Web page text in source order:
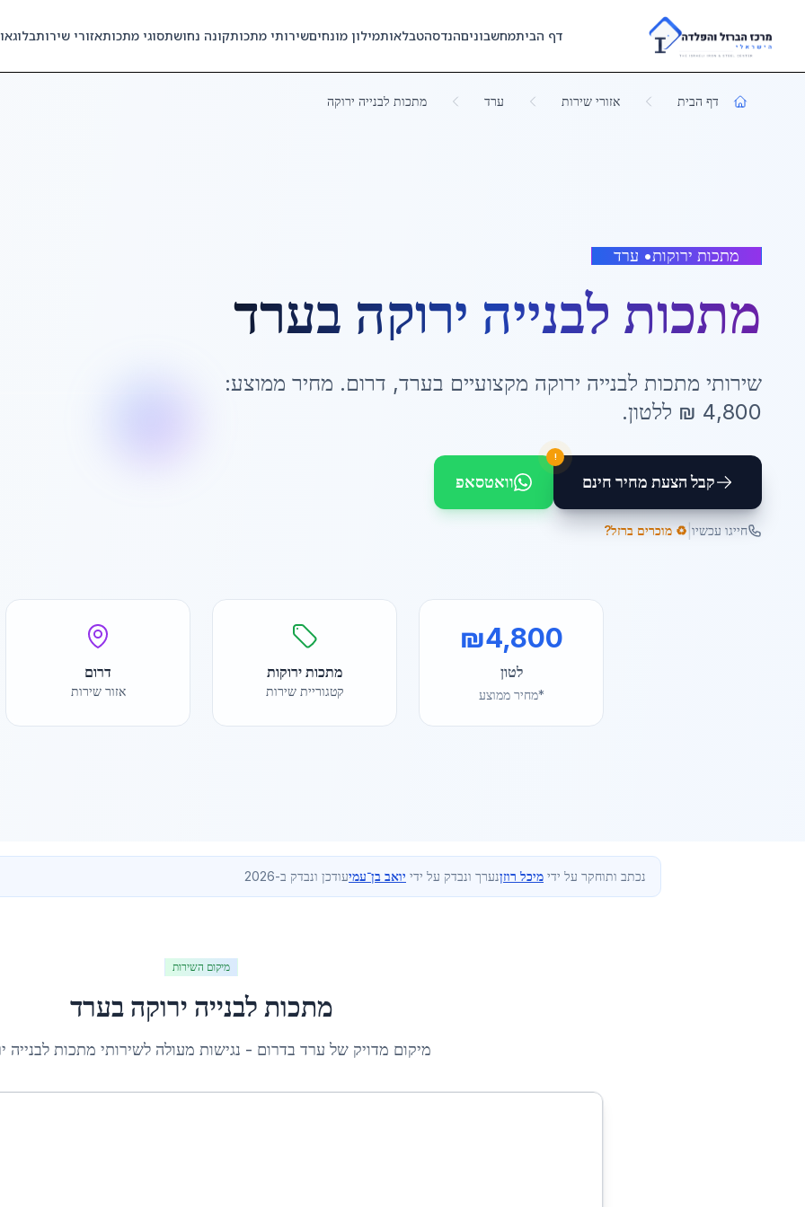
Skip to main content
דף הביתמחשבוניםהנדסהטבלאותמילון מונחיםשירותי מתכותקונה נחושתסוגי מתכותאזורי שירותבלוג
דף הבית אזורי שירות ערד מתכות לבנייה ירוקה
מתכות ירוקות• ערד
מתכות לבנייה ירוקה בערד
שירותי מתכות לבנייה ירוקה מקצועיים בערד, דרום. מחיר ממוצע:
4,800 ₪ ללטון.
קבל הצעת מחיר חינם
!
וואטסאפ
חייגו עכשיו ♻️ מוכרים ברזל?
₪4,800
לטון
*מחיר ממוצע
מתכות ירוקות
קטגוריית שירות
דרום
אזור שירות
נכתב ותוחקר על ידי מיכל רוזןנערך ונבדק על ידי יואב בן־עמיעודכן ונבדק ב-2026
מיקום השירות
מתכות לבנייה ירוקה בערד
מיקום מדויק של ערד בדרום - נגישות מעולה לשירותי מתכות לבנייה